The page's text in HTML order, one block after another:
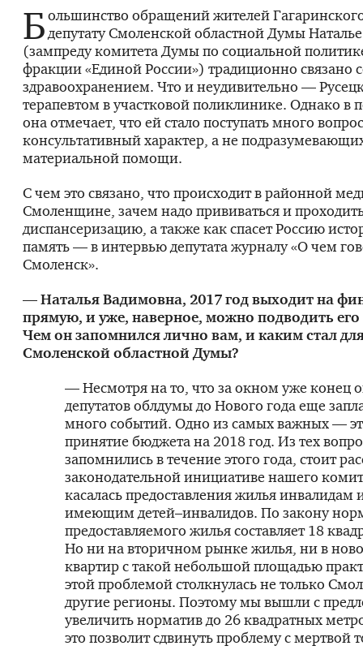
Большинство обращений жителей
депутату Смоленской областной Думы
(зампреду комитета Думы по социальной
фракции «Единой России») традиционно связано
здравоохранением. Что и неудивительно —
терапевтом в участковой поликлинике. Однако в
она отмечает, что ей стало поступать много
консультативный характер, а не
материальной помощи.
С чем это связано, что происходит в районной
Смоленщине, зачем надо прививаться и
диспансеризацию, а также как спасет Россию
память — в интервью депутата журналу «О чем
Смоленск».
— Наталья Вадимовна, 2017 год выходит на
прямую, и уже, наверное, можно подводить
Чем он запомнился лично вам, и каким стал
Смоленской областной Думы?
— Несмотря на то, что за окном уже конец
депутатов облдумы до Нового года еще
много событий. Одно из самых важных —
принятие бюджета на 2018 год. Из тех
запомнились в течение этого года, стоит
законодательной инициативе нашего
касалась предоставления жилья инвалидам
имеющим детей–инвалидов. По закону
предоставляемого жилья составляет 18
Но ни на вторичном рынке жилья, ни в
квартир с такой небольшой площадью
этой проблемой столкнулась не только
другие регионы. Поэтому мы вышли с
увеличить норматив до 26 квадратных
это позволит сдвинуть проблему с мертвой